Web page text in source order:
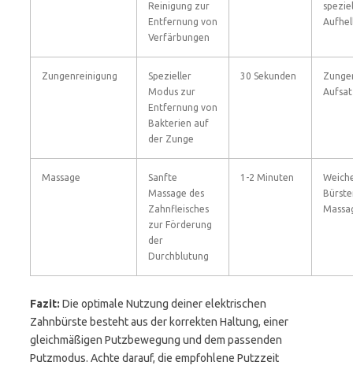
Reinigung zur
Entfernung von
Verfärbungen
Zungenreinigung
Spezieller
Modus zur
Entfernung von
Bakterien auf
der Zunge
30 Sekunden
Massage
Sanfte
Massage des
Zahnfleisches
zur Förderung
der
Durchblutung
1-2 Minuten
Fazit: Die optimale Nutzung deiner elektrischen
Zahnbürste besteht aus der korrekten Haltung, einer
gleichmäßigen Putzbewegung und dem passenden
Putzmodus. Achte darauf, die empfohlene Putzzeit